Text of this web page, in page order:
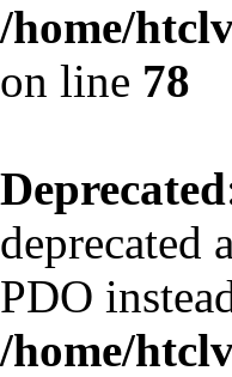
/home/
on line 78
Deprecated
deprecated
PDO
/home/